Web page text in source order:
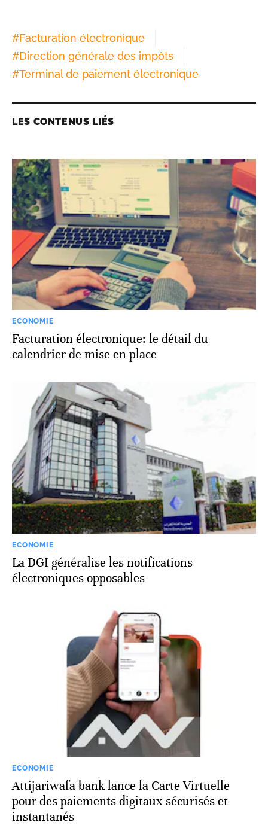
#Facturation électronique
#Direction générale des impôts
#Terminal de paiement électronique
LES CONTENUS LIÉS
ECONOMIE
Facturation électronique: le détail du
calendrier de mise en place
ECONOMIE
La DGI généralise les notifications
électroniques opposables
ECONOMIE
Attijariwafa bank lance la Carte Virtuelle
pour des paiements digitaux sécurisés et
instantanés